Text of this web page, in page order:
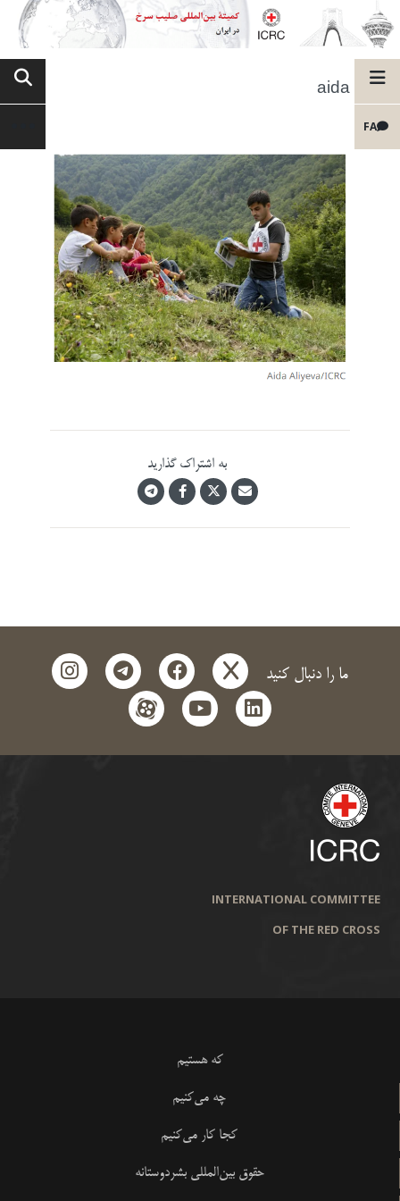
FA
aida
به اشتراک گذارید
ما را دنبال کنید x
facebook
telegram
instagram
linkedin
youtube
aparat
INTERNATIONAL COMMITTEE
OF THE RED CROSS
که هستیم
چه می‌کنیم
کجا کار می‌کنیم
حقوق بین‌المللی بشردوستانه